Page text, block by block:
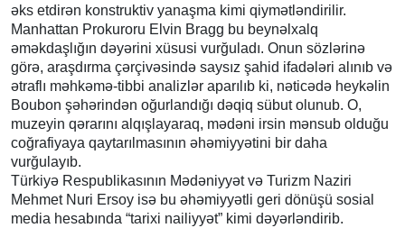
əks etdirən konstruktiv yanaşma kimi qiymətləndirilir.
Manhattan Prokuroru Elvin Bragg bu beynəlxalq
əməkdaşlığın dəyərini xüsusi vurğuladı. Onun sözlərinə
görə, araşdırma çərçivəsində saysız şahid ifadələri alınıb və
ətraflı məhkəmə-tibbi analizlər aparılıb ki, nəticədə heykəlin
Boubon şəhərindən oğurlandığı dəqiq sübut olunub. O,
muzeyin qərarını alqışlayaraq, mədəni irsin mənsub olduğu
coğrafiyaya qaytarılmasının əhəmiyyətini bir daha
vurğulayıb.
Türkiyə Respublikasının Mədəniyyət və Turizm Naziri
Mehmet Nuri Ersoy isə bu əhəmiyyətli geri dönüşü sosial
media hesabında “tarixi nailiyyət” kimi dəyərləndirib.